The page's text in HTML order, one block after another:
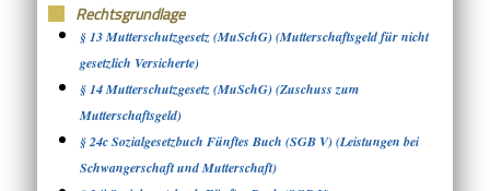
Rechtsgrundlage
§ 13 Mutterschutzgesetz (MuSchG) (Mutterschaftsgeld für nicht
gesetzlich Versicherte)
§ 14 Mutterschutzgesetz (MuSchG) (Zuschuss zum
Mutterschaftsgeld)
§ 24c Sozialgesetzbuch Fünftes Buch (SGB V) (Leistungen bei
Schwangerschaft und Mutterschaft)